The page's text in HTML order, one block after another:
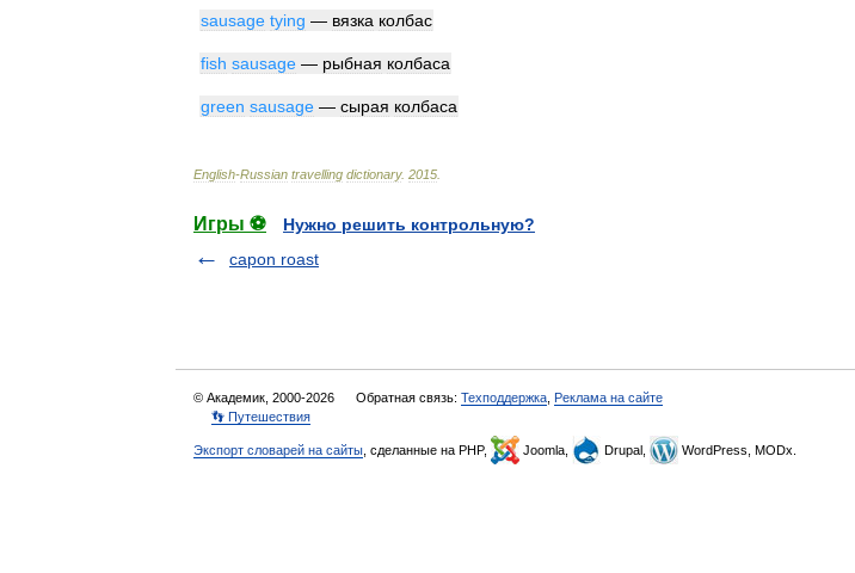
sausage tying — вязка колбас
fish sausage — рыбная колбаса
green sausage — сырая колбаса
English-Russian travelling dictionary. 2015
Игры ⚽
Нужно решить контрольную?
capon roast
© Академик, 2000-2026 Обратная связь: Техподдержка Реклама на сайте
👣 Путешествия
Экспорт словарей на сайты , сделанные на PHP, Joomla, Drupal, WordPress, MODx.